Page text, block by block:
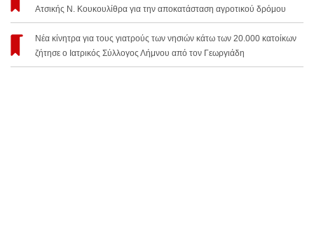
Ατσικής Ν. Κουκουλίθρα για την αποκατάσταση αγροτικού δρόμου
Νέα κίνητρα για τους γιατρούς των νησιών κάτω των 20.000 κατοίκων
ζήτησε ο Ιατρικός Σύλλογος Λήμνου από τον Γεωργιάδη